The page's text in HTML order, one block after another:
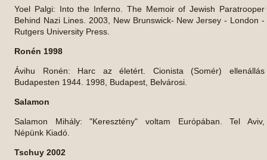
Yoel Palgi: Into the Inferno. The Memoir of Jewish Paratrooper
Behind Nazi Lines. 2003, New Brunswick- New Jersey - London -
Rutgers University Press.
Ronén 1998
Ávihu Ronén: Harc az életért. Cionista (Somér) ellenállás
Budapesten 1944. 1998, Budapest, Belvárosi.
Salamon
Salamon Mihály: "Keresztény" voltam Európában. Tel Aviv,
Népünk Kiadó.
Tschuy 2002